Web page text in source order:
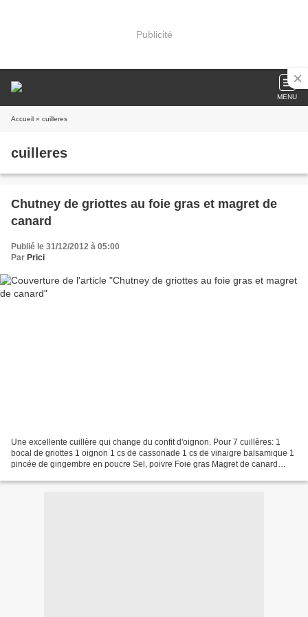
Publicité
MENU
Accueil » cuilleres
cuilleres
Chutney de griottes au foie gras et magret de
canard
Publié le 31/12/2012 à 05:00
Par Prici
Une excellente cuillère qui change du confit d'oignon. Pour 7 cuillères: 1
bocal de griottes 1 oignon 1 cs de cassonade 1 cs de vinaigre balsamique 1
pincée de gingembre en poucre Sel, poivre Foie gras Magret de canard